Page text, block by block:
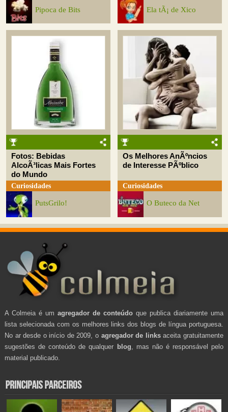
Pipoca de Bits Ela tÃ¡ de Xico
Fotos: Bebidas
AlcoÃ³licas Mais Fortes
do Mundo
Curiosidades
PutsGrilo!
Os Melhores AnÃºncios
de Interesse PÃºblico
Curiosidades
O Buteco da Net
A Colmeia é um agregador de conteúdo que publica diariamente uma
lista selecionada com os melhores links dos blogs de língua portuguesa.
No ar desde o início de 2009, o agregador de linksaceita gratuitamente
sugestões de conteúdo de qualquer blog , mas não é responsável pelo
material publicado.